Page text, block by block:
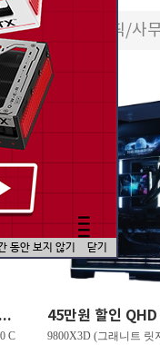
2D그래픽/사
5월간견적 QHD 풀옵션 게이밍 PC 7800X3D RTX 5070 GY507
C
9800X3D (그래니트 릿
동안 보지 않기 닫기